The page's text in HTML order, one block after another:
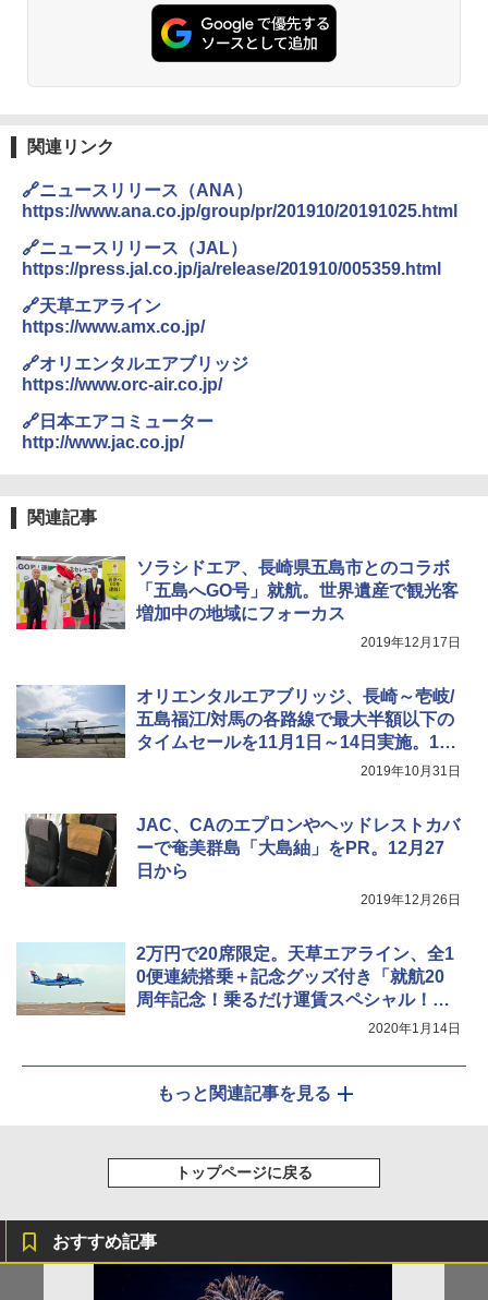
関連リンク
🔗ニュースリリース（ANA）
https://www.ana.co.jp/group/pr/201910/20191025.html
🔗ニュースリリース（JAL）
https://press.jal.co.jp/ja/release/201910/005359.html
🔗天草エアライン
https://www.amx.co.jp/
🔗オリエンタルエアブリッジ
https://www.orc-air.co.jp/
🔗日本エアコミューター
http://www.jac.co.jp/
関連記事
ソラシドエア、長崎県五島市とのコラボ
「五島へGO号」就航。世界遺産で観光客
増加中の地域にフォーカス
2019年12月17日
オリエンタルエアブリッジ、長崎～壱岐/
五島福江/対馬の各路線で最大半額以下の
タイムセールを11月1日～14日実施。11
月29日～翌1月12日搭乗分対象2019年10月31日
JAC、CAのエプロンやヘッドレストカバ
ーで奄美群島「大島紬」をPR。12月27
日から
2019年12月26日
2万円で20席限定。天草エアライン、全1
0便連続搭乗＋記念グッズ付き「就航20
周年記念！乗るだけ運賃スペシャル！」
2020年1月14日
もっと関連記事を見る
トップページに戻る
おすすめ記事